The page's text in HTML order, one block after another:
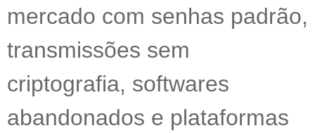
mercado com senhas padrão,
transmissões sem
criptografia, softwares
abandonados e plataformas